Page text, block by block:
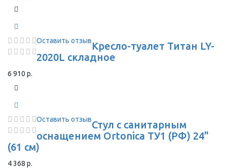
Оставить отзывКресло-туалет Титан LY-
2020L складное
6 910 р.
Оставить отзывСтул с санитарным
оснащением Ortonica ТУ1 (РФ) 24"
(61 см)
4 368 р.